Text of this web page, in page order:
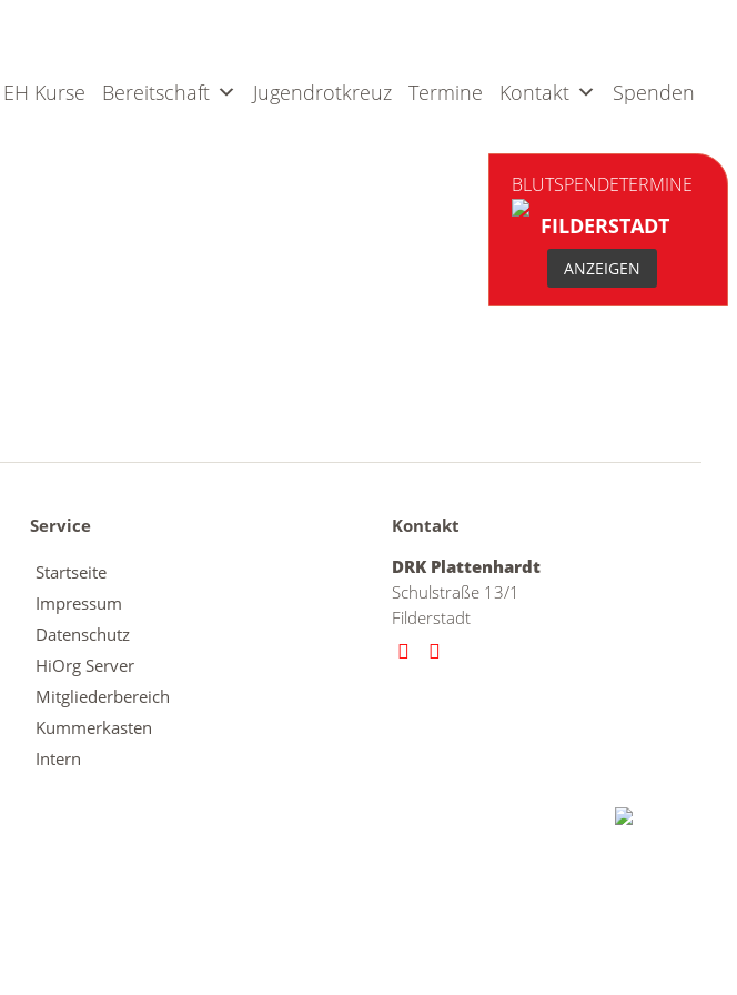
EH Kurse Bereitschaft Jugendrotkreuz Termine Kontakt Spenden
BLUTSPENDETERMINE
FILDERSTADT
ANZEIGEN
Service
Startseite
Impressum
Datenschutz
HiOrg Server
Mitgliederbereich
Kummerkasten
Intern
Kontakt
DRK Plattenhardt
Schulstraße 13/1
Filderstadt